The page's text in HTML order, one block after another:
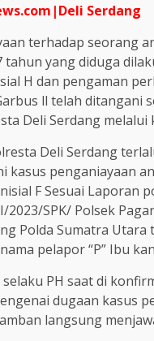
Serdang
terhadap seorang
tahun yang diduga
H dan pengaman
ll telah ditangani
Deli Serdang melalui
Deli Serdang
kasus penganiayaan
F Sesuai Laporan
2023/SPK/ Polsek
Polda Sumatra Utara
pelapor “P” Ibu
PH saat di
dugaan kasus
langsung